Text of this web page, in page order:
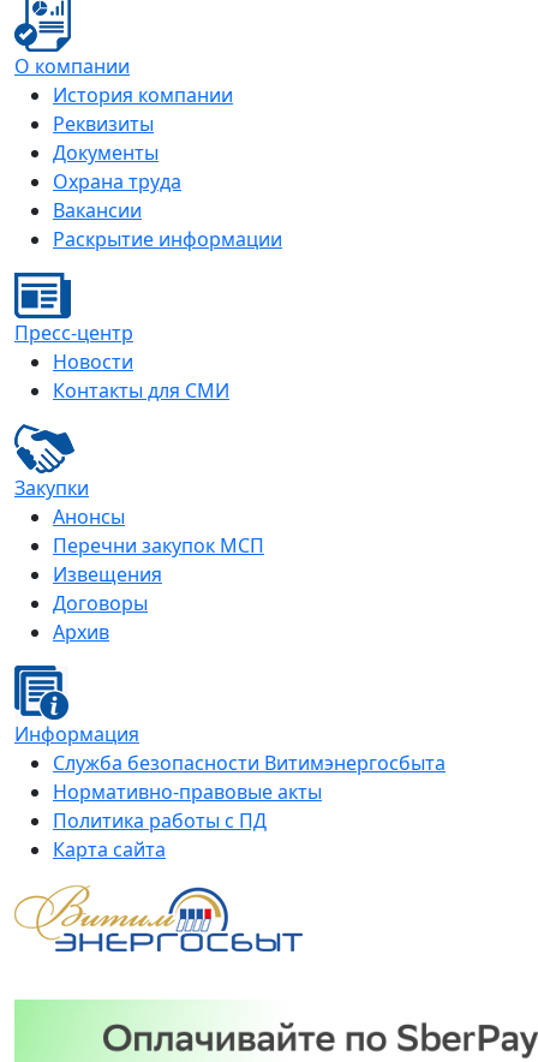
О компании
История компании
Реквизиты
Документы
Охрана труда
Вакансии
Раскрытие информации
Пресс-центр
Новости
Контакты для СМИ
Закупки
Анонсы
Перечни закупок МСП
Извещения
Договоры
Архив
Информация
Служба безопасности Витимэнергосбыта
Нормативно-правовые акты
Политика работы с ПД
Карта сайта